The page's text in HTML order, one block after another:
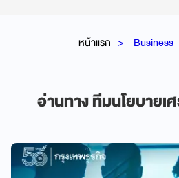
หน้าแรก Business
อ่านทาง ทีมนโยบาย